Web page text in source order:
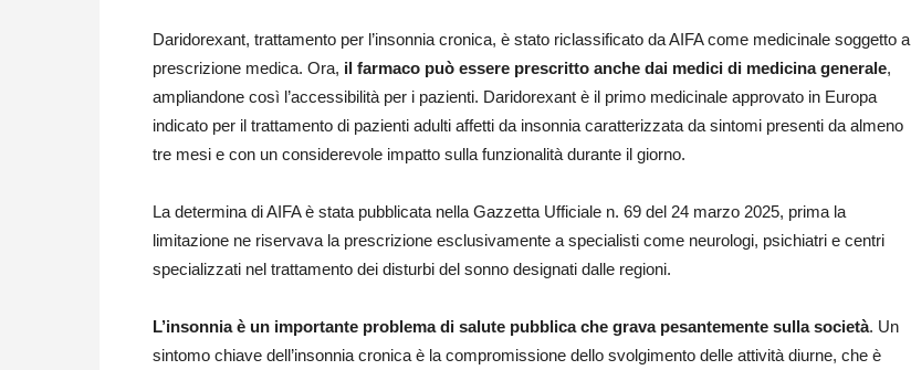
Daridorexant, trattamento per l’insonnia cronica, è stato riclassificato da AIFA come medicinale soggetto a
prescrizione medica. Ora, il farmaco può essere prescritto anche dai medici di medicina generale,
ampliandone così l’accessibilità per i pazienti. Daridorexant è il primo medicinale approvato in Europa
indicato per il trattamento di pazienti adulti affetti da insonnia caratterizzata da sintomi presenti da almeno
tre mesi e con un considerevole impatto sulla funzionalità durante il giorno.
La determina di AIFA è stata pubblicata nella Gazzetta Ufficiale n. 69 del 24 marzo 2025, prima la
limitazione ne riservava la prescrizione esclusivamente a specialisti come neurologi, psichiatri e centri
specializzati nel trattamento dei disturbi del sonno designati dalle regioni.
L’insonnia è un importante problema di salute pubblica che grava pesantemente sulla società. Un
sintomo chiave dell’insonnia cronica è la compromissione dello svolgimento delle attività diurne, che è